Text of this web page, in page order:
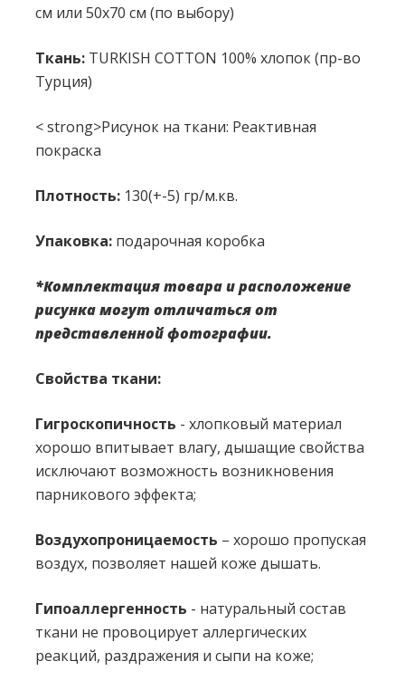
см или 50х70 см (по выбору)
Ткань: TURKISH COTTON 100% хлопок (пр-во
Турция)
< strong>Рисунок на ткани: Реактивная
покраска
Плотность: 130(+-5) гр/м.кв.
Упаковка: подарочная коробка
*Комплектация товара и расположение
рисунка могут отличаться от
представленной фотографии.
Свойства ткани:
Гигроскопичность - хлопковый материал
хорошо впитывает влагу, дышащие свойства
исключают возможность возникновения
парникового эффекта;
Воздухопроницаемость – хорошо пропуская
воздух, позволяет нашей коже дышать.
Гипоаллергенность - натуральный состав
ткани не провоцирует аллергических
реакций, раздражения и сыпи на коже;